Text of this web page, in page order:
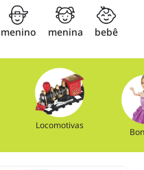
menino menina bebê
Locomotivas